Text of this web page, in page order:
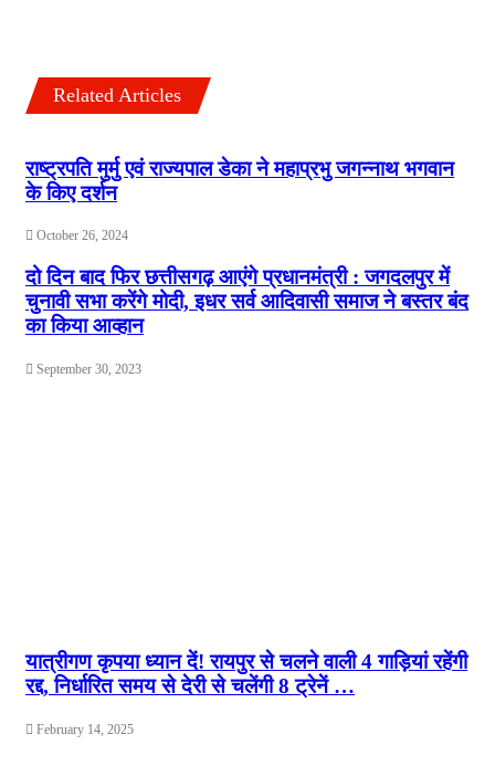
Related Articles
राष्ट्रपति मुर्मु एवं राज्यपाल डेका ने महाप्रभु जगन्नाथ भगवान
के किए दर्शन
October 26, 2024
दो दिन बाद फिर छत्तीसगढ़ आएंगे प्रधानमंत्री : जगदलपुर में
चुनावी सभा करेंगे मोदी, इधर सर्व आदिवासी समाज ने बस्तर बंद
का किया आव्हान
September 30, 2023
यात्रीगण कृपया ध्यान दें! रायपुर से चलने वाली 4 गाड़ियां रहेंगी
रद्द, निर्धारित समय से देरी से चलेंगी 8 ट्रेनें …
February 14, 2025